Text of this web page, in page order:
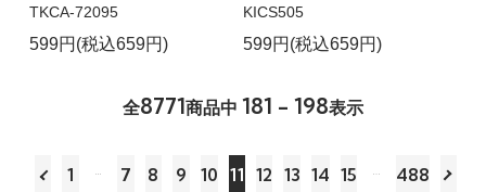
TKCA-72095
599円(税込659円)
KICS505
599円(税込659円)
全8771商品中 181 - 198表示
1 7 8 9 10 11 12 13 14 15 488